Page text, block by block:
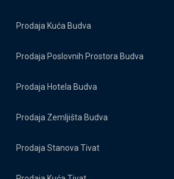
Prodaja Kuća Budva
Prodaja Poslovnih Prostora Budva
Prodaja Hotela Budva
Prodaja Zemljišta Budva
Prodaja Stanova Tivat